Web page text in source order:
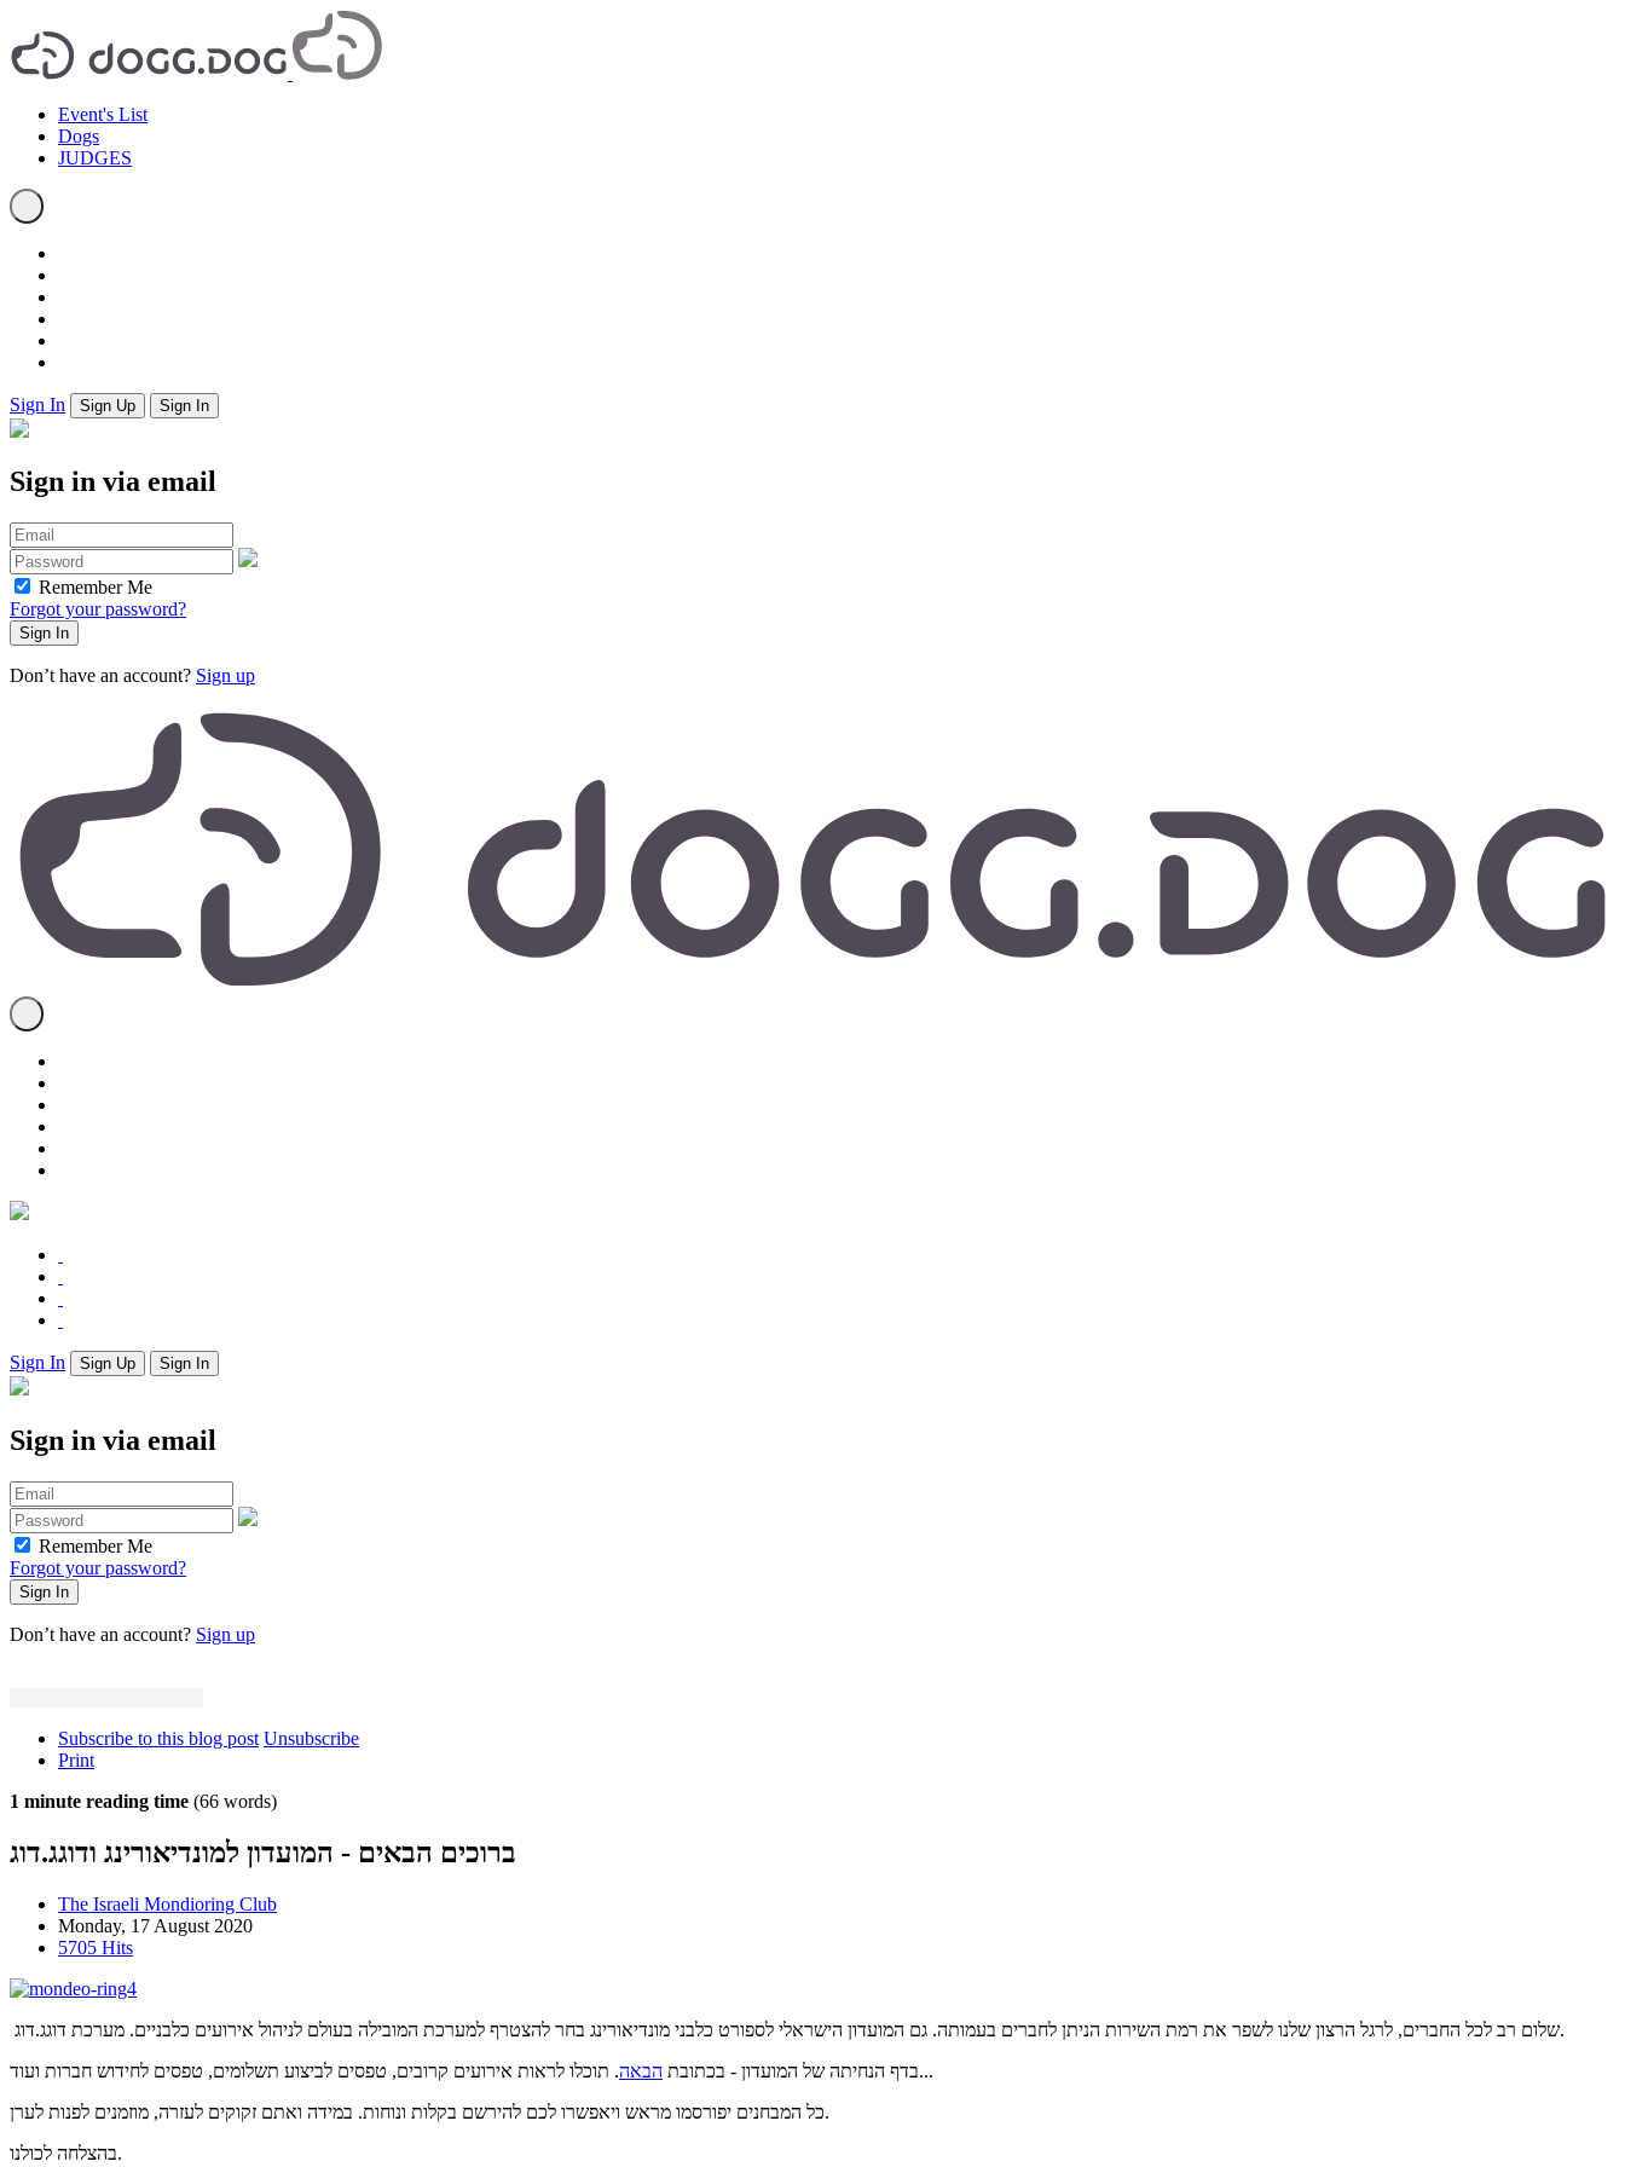
Event's List
Dogs
JUDGES
Sign In Sign Up Sign In
Sign in via email
Remember Me
Forgot your password?
Don’t have an account? Sign up
Sign In Sign Up Sign In
Sign in via email
Remember Me
Forgot your password?
Don’t have an account? Sign up
Subscribe to this blog post Unsubscribe
Print
1 minute reading time (66 words)
ברוכים הבאים - המועדון למונדיאורינג ודוגג.דוג
The Israeli Mondioring Club
Monday, 17 August 2020
5705 Hits
שלום רב לכל החברים, לרגל הרצון שלנו לשפר את רמת השירות הניתן לחברים בעמותה. גם המועדון הישראלי לספורט כלבני מונדיאורינג בחר להצטרף למערכת המובילה בעולם לניהול אירועים כלבניים. מערכת דוגג.דוג.
בדף הנחיתה של המועדון - בכתובת הבאה
. תוכלו לראות אירועים קרובים, טפסים לביצוע תשלומים, טפסים לחידוש חברות ועוד...
כל המבחנים יפורסמו מראש ויאפשרו לכם להירשם בקלות ונוחות. במידה ואתם זקוקים לעזרה, מוזמנים לפנות לערן.
בהצלחה לכולנו.